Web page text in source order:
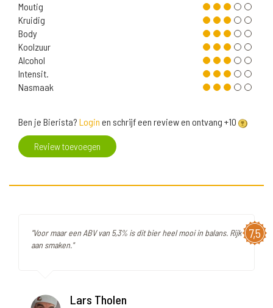
Moutig
Kruidig
Body
Koolzuur
Alcohol
Intensit.
Nasmaak
Ben je Bierista? Login en schrijf een review en ontvang +10
Review toevoegen
7,5
"Voor maar een ABV van 5,3% is dit bier heel mooi in balans. Rijk
aan smaken."
Lars Tholen